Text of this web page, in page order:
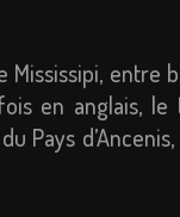
Mississipi, entre
en anglais,
Pays